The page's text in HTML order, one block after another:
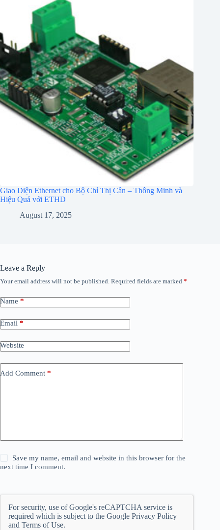
Giao Diện Ethernet cho Bộ Chỉ Thị Cân – Thông Minh và
Hiệu Quả với ETHD
August 17, 2025
Leave a Reply
Your email address will not be published. Required fields are marked *
Name *
Email *
Website
Add Comment *
Save my name, email and website in this browser for the
next time I comment.
For security, use of Google's reCAPTCHA service is
required which is subject to the Google Privacy Policy
and Terms of Use.